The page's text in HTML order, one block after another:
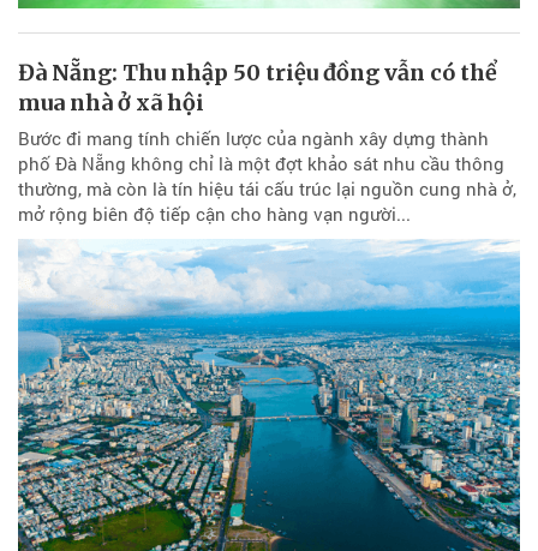
Đà Nẵng: Thu nhập 50 triệu đồng vẫn có thể
mua nhà ở xã hội
Bước đi mang tính chiến lược của ngành xây dựng thành
phố Đà Nẵng không chỉ là một đợt khảo sát nhu cầu thông
thường, mà còn là tín hiệu tái cấu trúc lại nguồn cung nhà ở,
mở rộng biên độ tiếp cận cho hàng vạn người...